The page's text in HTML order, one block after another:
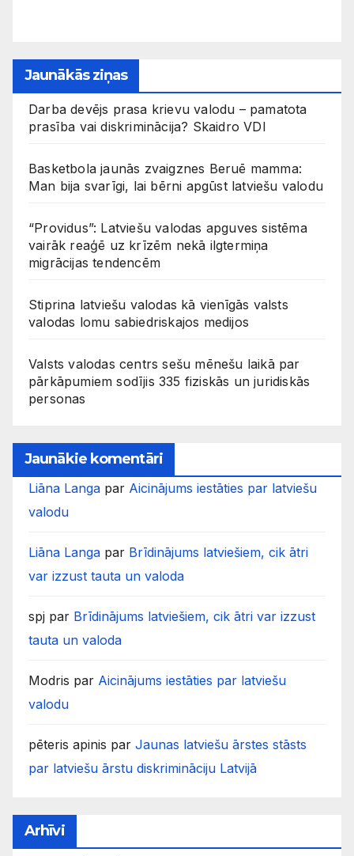
Jaunākās ziņas
Darba devējs prasa krievu valodu – pamatota
prasība vai diskriminācija? Skaidro VDI
Basketbola jaunās zvaigznes Beruē mamma:
Man bija svarīgi, lai bērni apgūst latviešu valodu
“Providus”: Latviešu valodas apguves sistēma
vairāk reaģē uz krīzēm nekā ilgtermiņa
migrācijas tendencēm
Stiprina latviešu valodas kā vienīgās valsts
valodas lomu sabiedriskajos medijos
Valsts valodas centrs sešu mēnešu laikā par
pārkāpumiem sodījis 335 fiziskās un juridiskās
personas
Jaunākie komentāri
Liāna Langa par Aicinājums iestāties par latviešu
valodu
Liāna Langa par Brīdinājums latviešiem, cik ātri
var izzust tauta un valoda
spj par Brīdinājums latviešiem, cik ātri var izzust
tauta un valoda
Modris par Aicinājums iestāties par latviešu
valodu
pēteris apinis par Jaunas latviešu ārstes stāsts
par latviešu ārstu diskrimināciju Latvijā
Arhīvi